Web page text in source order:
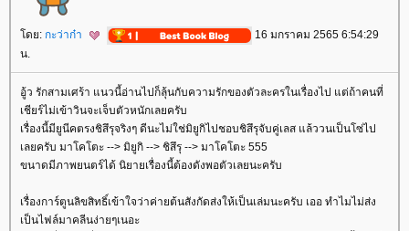
ดย: กะว่าก๋า
16 มกราคม 2565 6:54:29
น.
อู้ว รักสามเศร้า แนวนี้อ่านไปก็ลุ้นกับความรักของตัวละครในเรื่องไป แต่ถ้าคนที่
เชียร์ไม่เข้าวินจะเจ็บตัวหนักเลยครับ
เรื่องนี้มียูนีคตรงชิสึรุจริงๆ ดีนะไม่ใช่มิยูกิไปชอบชิสึรุจับคู่เลส แล้ววนเป็นโซ่ไป
เลยครับ มาโคโตะ --> มิยูกิ --> ชิสึรุ --> มาโคโตะ 555
ขนาดมีภาพยนตร์ได้ นิยายเรื่องนี้ต้องดังพอตัวเลยนะครับ
เรื่องการ์ตูนลิขสิทธิ์เข้าใจว่าค่ายต้นสังกัดส่งให้เป็นเล่มนะครับ เออ ทำไมไม่ส่ง
เป็นไฟล์มาคลีนง่ายๆเนอะ